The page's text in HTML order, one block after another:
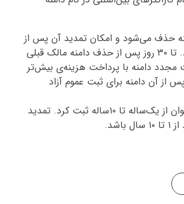
حذف می‌شود و امکان تمدید آن پس از
انقضا وجود ندارد. تا ۳۰ روز پس از حذف دامنه مالک قبلی
مجدد دامنه با پرداخت هزینه‌ی بیش‌تر
کند. ۵ روز پس از آن دامنه برای ثبت عموم آزاد
دامنه PW را می‌توان از یک‌ساله تا ۱۰ساله ثبت کرد. تمدید